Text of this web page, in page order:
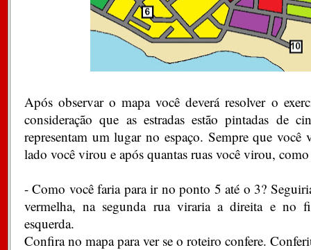
Após observar o mapa você deverá resolver o
consideração que as estradas estão pintadas de
representam um lugar no espaço. Sempre que você
lado você virou e após quantas ruas você virou,
- Como você faria para ir no ponto 5 até o 3?
vermelha, na segunda rua viraria a direita e no
esquerda.
Confira no mapa para ver se o roteiro confere.